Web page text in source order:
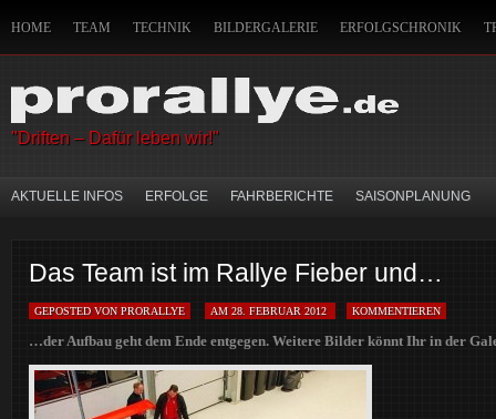
HOME TEAM TECHNIK BILDERGALERIE ERFOLGSCHRONIK
IMPRESSUM HANDWERKSZEUG DES CO-PILOTEN
"Driften – Dafür leben wir!"
AKTUELLE INFOS ERFOLGE FAHRBERICHTE SAISONPLANUNG
Das Team ist im Rallye Fieber und…
GEPOSTED VON PRORALLYE AM 28. FEBRUAR 2012 KOMMENTIEREN
…der Aufbau geht dem Ende entgegen. Weitere Bilder könnt Ihr in der